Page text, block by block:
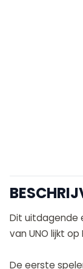
Dit uitdagende
van UNO lijkt op
De eerste